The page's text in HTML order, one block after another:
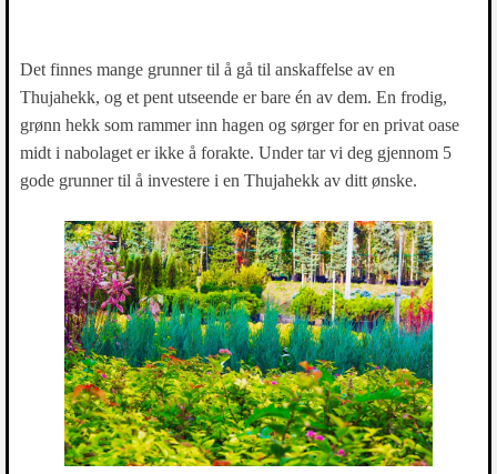
Det finnes mange grunner til å gå til anskaffelse av en
Thujahekk, og et pent utseende er bare én av dem. En frodig,
grønn hekk som rammer inn hagen og sørger for en privat oase
midt i nabolaget er ikke å forakte. Under tar vi deg gjennom 5
gode grunner til å investere i en Thujahekk av ditt ønske.